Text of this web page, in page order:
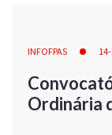
INFOFPAS
Ordinária